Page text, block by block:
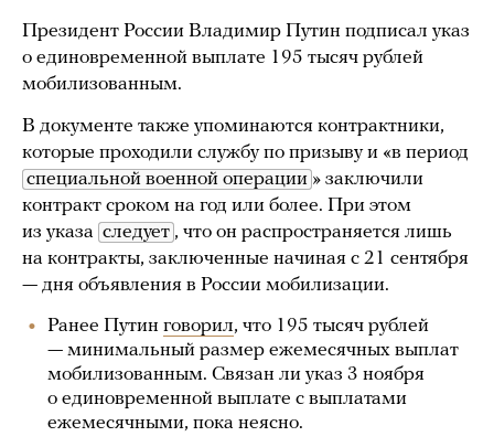
Президент России Владимир Путин подписал указ
о единовременной выплате 195 тысяч рублей
мобилизованным.
В документе также упоминаются контрактники,
которые проходили службу по призыву и «в период
специальной военной операции » заключили
контракт сроком на год или более. При этом
из указа следует , что он распространяется лишь
на контракты, заключенные начиная с 21 сентября
— дня объявления в России мобилизации.
Ранее Путин говорил, что 195 тысяч рублей
— минимальный размер ежемесячных выплат
мобилизованным. Связан ли указ 3 ноября
о единовременной выплате с выплатами
ежемесячными, пока неясно.